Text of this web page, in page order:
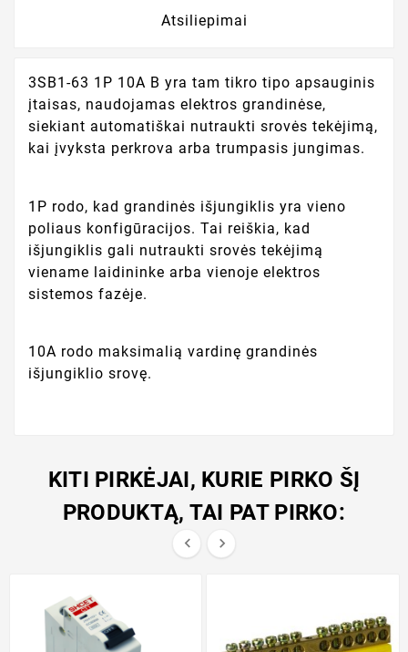
Atsiliepimai
3SB1-63 1P 10A B yra tam tikro tipo apsauginis
įtaisas, naudojamas elektros grandinėse,
siekiant automatiškai nutraukti srovės tekėjimą,
kai įvyksta perkrova arba trumpasis jungimas.
1P rodo, kad grandinės išjungiklis yra vieno
poliaus konfigūracijos. Tai reiškia, kad
išjungiklis gali nutraukti srovės tekėjimą
viename laidininke arba vienoje elektros
sistemos fazėje.
10A rodo maksimalią vardinę grandinės
išjungiklio srovę.
KITI PIRKĖJAI, KURIE PIRKO ŠĮ
PRODUKTĄ, TAI PAT PIRKO:
 